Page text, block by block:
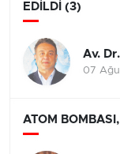
EDİLDİ (3)
Av.
07
ATOM